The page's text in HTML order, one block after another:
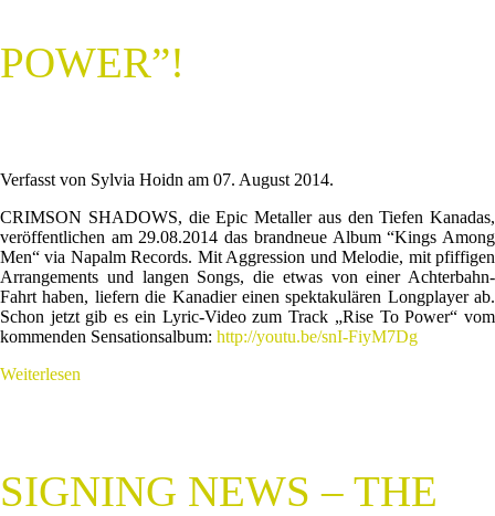
POWER”!
Verfasst von Sylvia Hoidn am 07. August 2014.
CRIMSON SHADOWS, die Epic Metaller aus den Tiefen Kanadas,
veröffentlichen am 29.08.2014 das brandneue Album “Kings Among
Men“ via Napalm Records. Mit Aggression und Melodie, mit pfiffigen
Arrangements und langen Songs, die etwas von einer Achterbahn-
Fahrt haben, liefern die Kanadier einen spektakulären Longplayer ab.
Schon jetzt gib es ein Lyric-Video zum Track „Rise To Power“ vom
kommenden Sensationsalbum: http://youtu.be/snI-FiyM7Dg
Weiterlesen
SIGNING NEWS – THE